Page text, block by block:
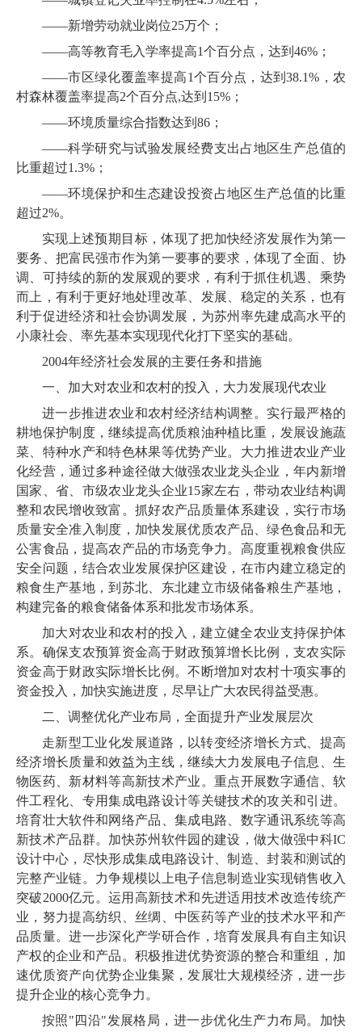
——新增劳动就业岗位25万个；
——高等教育毛入学率提高1个百分点，达到46%；
——市区绿化覆盖率提高1个百分点，达到38.1%，农
村森林覆盖率提高2个百分点,达到15%；
——环境质量综合指数达到86；
——科学研究与试验发展经费支出占地区生产总值的
比重超过1.3%；
——环境保护和生态建设投资占地区生产总值的比重
超过2%。
实现上述预期目标，体现了把加快经济发展作为第一
要务、把富民强市作为第一要事的要求，体现了全面、协
调、可持续的新的发展观的要求，有利于抓住机遇、乘势
而上，有利于更好地处理改革、发展、稳定的关系，也有
利于促进经济和社会协调发展，为苏州率先建成高水平的
小康社会、率先基本实现现代化打下坚实的基础。
2004年经济社会发展的主要任务和措施
一、加大对农业和农村的投入，大力发展现代农业
进一步推进农业和农村经济结构调整。实行最严格的
耕地保护制度，继续提高优质粮油种植比重，发展设施蔬
菜、特种水产和特色林果等优势产业。大力推进农业产业
化经营，通过多种途径做大做强农业龙头企业，年内新增
国家、省、市级农业龙头企业15家左右，带动农业结构调
整和农民增收致富。抓好农产品质量体系建设，实行市场
质量安全准入制度，加快发展优质农产品、绿色食品和无
公害食品，提高农产品的市场竞争力。高度重视粮食供应
安全问题，结合农业发展保护区建设，在市内建立稳定的
粮食生产基地，到苏北、东北建立市级储备粮生产基地，
构建完备的粮食储备体系和批发市场体系。
加大对农业和农村的投入，建立健全农业支持保护体
系。确保支农预算资金高于财政预算增长比例，支农实际
资金高于财政实际增长比例。不断增加对农村十项实事的
资金投入，加快实施进度，尽早让广大农民得益受惠。
二、调整优化产业布局，全面提升产业发展层次
走新型工业化发展道路，以转变经济增长方式、提高
经济增长质量和效益为主线，继续大力发展电子信息、生
物医药、新材料等高新技术产业。重点开展数字通信、软
件工程化、专用集成电路设计等关键技术的攻关和引进。
培育壮大软件和网络产品、集成电路、数字通讯系统等高
新技术产品群。加快苏州软件园的建设，做大做强中科IC
设计中心，尽快形成集成电路设计、制造、封装和测试的
完整产业链。力争规模以上电子信息制造业实现销售收入
突破2000亿元。运用高新技术和先进适用技术改造传统产
业，努力提高纺织、丝绸、中医药等产业的技术水平和产
品质量。进一步深化产学研合作，培育发展具有自主知识
产权的企业和产品。积极推进优势资源的整合和重组，加
速优质资产向优势企业集聚，发展壮大规模经济，进一步
提升企业的核心竞争力。
按照"四沿"发展格局，进一步优化生产力布局。加快